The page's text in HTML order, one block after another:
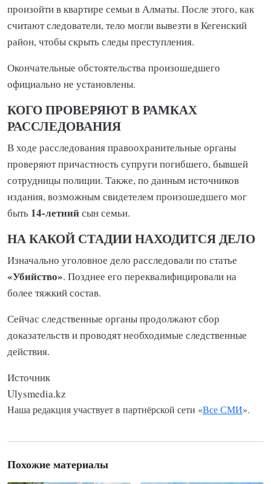
произойти в квартире семьи в Алматы. После этого, как
считают следователи, тело могли вывезти в Кегенский
район, чтобы скрыть следы преступления.
Окончательные обстоятельства произошедшего
официально не установлены.
КОГО ПРОВЕРЯЮТ В РАМКАХ
РАССЛЕДОВАНИЯ
В ходе расследования правоохранительные органы
проверяют причастность супруги погибшего, бывшей
сотрудницы полиции. Также, по данным источников
издания, возможным свидетелем произошедшего мог
быть 14-летнийсын семьи.
НА КАКОЙ СТАДИИ НАХОДИТСЯ ДЕЛО
Изначально уголовное дело расследовали по статье
«Убийство». Позднее его переквалифицировали на
более тяжкий состав.
Сейчас следственные органы продолжают сбор
доказательств и проводят необходимые следственные
действия.
Источник
Ulysmedia.kz
Наша редакция участвует в партнёрской сети «Все СМИ».
Похожие материалы